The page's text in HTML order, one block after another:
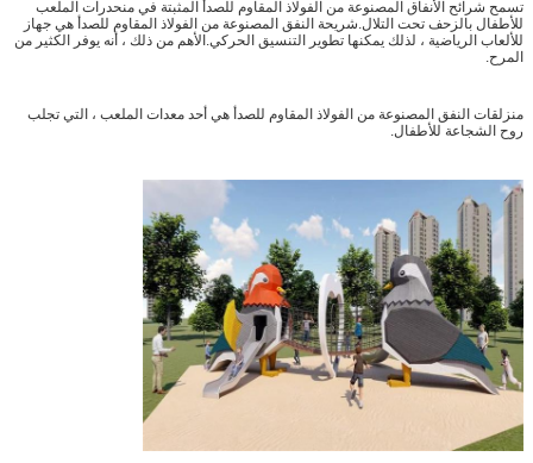
تسمح شرائح الأنفاق المصنوعة من الفولاذ المقاوم للصدأ المثبتة في منحدرات الملعب
للأطفال بالزحف تحت التلال.شريحة النفق المصنوعة من الفولاذ المقاوم للصدأ هي جهاز
للألعاب الرياضية ، لذلك يمكنها تطوير التنسيق الحركي.الأهم من ذلك ، أنه يوفر الكثير من
المرح.
منزلقات النفق المصنوعة من الفولاذ المقاوم للصدأ هي أحد معدات الملعب ، التي تجلب
روح الشجاعة للأطفال.